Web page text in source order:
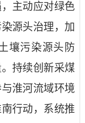
主动应对绿色
源头治理 ， 加
壤污染源头防
。持续创新采煤
淮河流域环境
行动， 系统推